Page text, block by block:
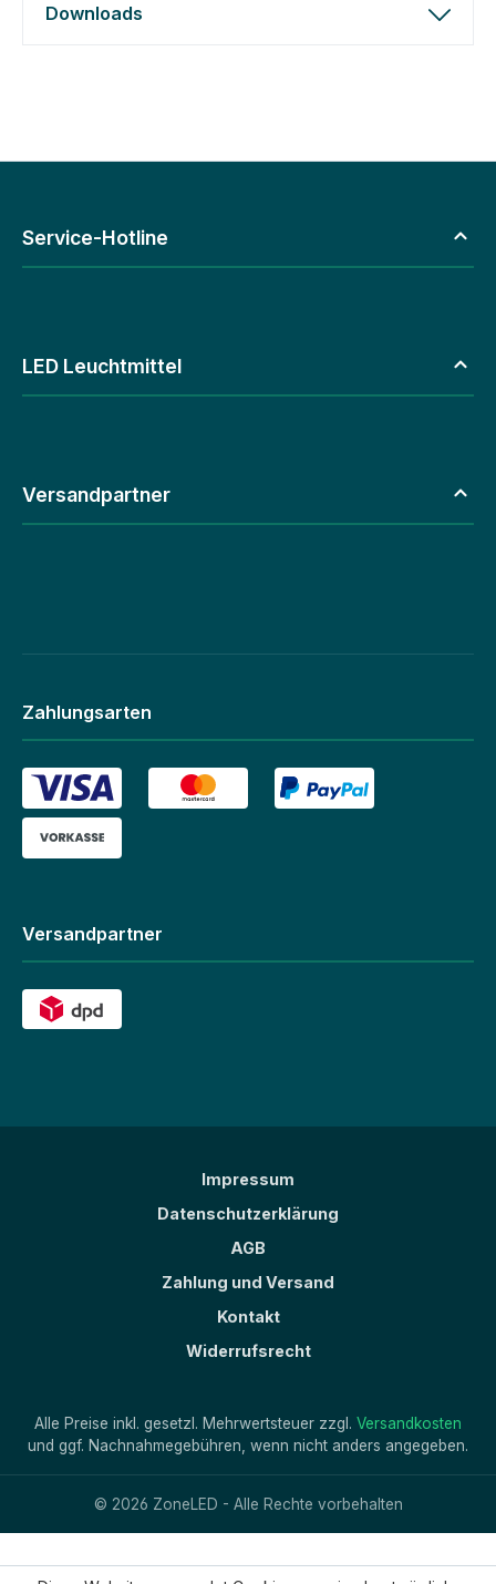
Downloads
Service-Hotline
LED Leuchtmittel
Versandpartner
Zahlungsarten
Versandpartner
Impressum
Datenschutzerklärung
AGB
Zahlung und Versand
Kontakt
Widerrufsrecht
Alle Preise inkl. gesetzl. Mehrwertsteuer zzgl. Versandkosten
und ggf. Nachnahmegebühren, wenn nicht anders angegeben.
© 2026 ZoneLED - Alle Rechte vorbehalten